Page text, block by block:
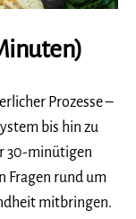
Prozesse –
bis hin zu
30-minütigen
Fragen rund um
mitbringen.